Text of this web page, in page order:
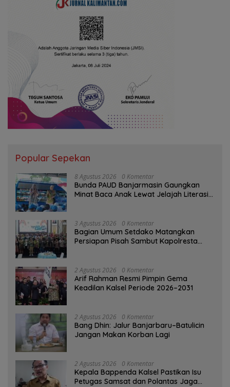
Popular Sepekan
8 Agustus 2026 0 Komentar
Bunda PAUD Banjarmasin Gaungkan
Minat Baca Anak Lewat Jelajah Literasi
3 Agustus 2026 0 Komentar
Bagian Umum Setdako Matangkan
Persiapan Pisah Sambut Kapolresta
2 Agustus 2026 0 Komentar
Arif Rahman Resmi Pimpin Gema
Keadilan Kalsel Periode 2026–2031
2 Agustus 2026 0 Komentar
Bang Dhin: Jalur Banjarbaru–Batulicin
Jangan Makan Korban Lagi
2 Agustus 2026 0 Komentar
Kepala Bappenda Kalsel Pastikan Isu
Petugas Samsat dan Polantas Jaga